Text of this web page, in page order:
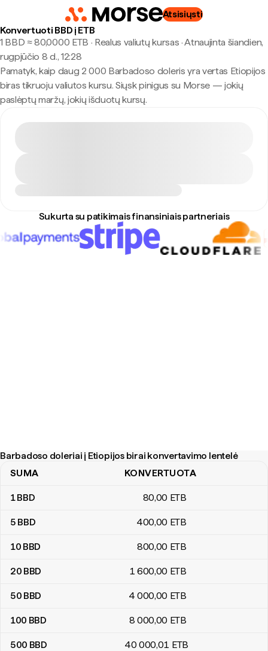
Atsisiųsti
Konvertuoti BBD į ETB
1 BBD ≈ 80,0000 ETB · Realus valiutų kursas ·Atnaujinta šiandien,
rugpjūčio 8 d., 12:28
Pamatyk, kaip daug 2 000 Barbadoso doleris yra vertas Etiopijos
biras tikruoju valiutos kursu. Siųsk pinigus su Morse — jokių
paslėptų maržų, jokių išduotų kursų.
Sukurta su patikimais finansiniais partneriais
Barbadoso doleriai į Etiopijos birai konvertavimo lentelė
Barbadoso doleriai į Etiopijos birai konvertavimo lentelė
SUMA KONVERTUOTA
1BBD 80,00 ETB
5 BBD 400,00 ETB
10 BBD 800,00 ETB
20 BBD 1 600,00 ETB
50 BBD 4 000,00 ETB
100 BBD 8 000,00 ETB
500 BBD 40 000,01 ETB